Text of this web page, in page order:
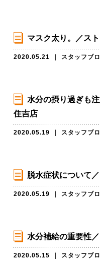
マスク太り。／ス
2020.05.21 スタッフブ
水分の摂り過ぎも
住吉店
2020.05.19 スタッフブ
脱水症状について
2020.05.19 スタッフブ
水分補給の重要性
2020.05.15 スタッフブ